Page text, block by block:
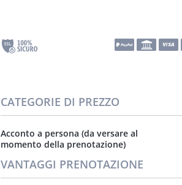
CATEGORIE DI PREZZO
Acconto a persona (da versare al
momento della prenotazione)
VANTAGGI PRENOTAZIONE